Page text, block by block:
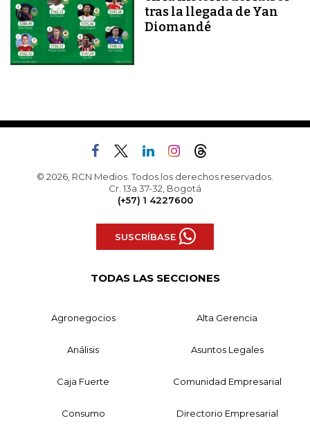
tras la llegada de Yan
Diomandé
© 2026, RCN Medios. Todos los derechos reservados.
Cr. 13a 37-32, Bogotá
(+57) 1 4227600
SUSCRÍBASE
TODAS LAS SECCIONES
Agronegocios Alta Gerencia
Análisis Asuntos Legales
Caja Fuerte Comunidad Empresarial
Consumo Directorio Empresarial